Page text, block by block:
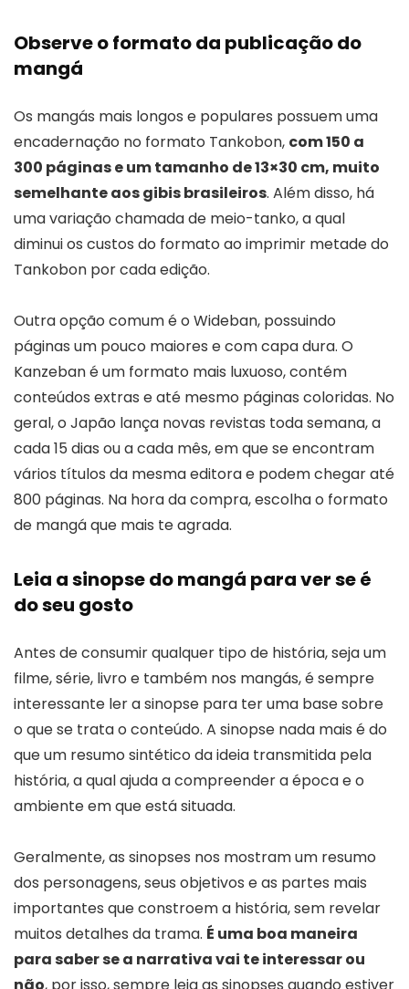
Observe o formato da publicação do
mangá
Os mangás mais longos e populares possuem uma
encadernação no formato Tankobon, com 150 a
300 páginas e um tamanho de 13×30 cm, muito
semelhante aos gibis brasileiros. Além disso, há
uma variação chamada de meio-tanko, a qual
diminui os custos do formato ao imprimir metade do
Tankobon por cada edição.
Outra opção comum é o Wideban, possuindo
páginas um pouco maiores e com capa dura. O
Kanzeban é um formato mais luxuoso, contém
conteúdos extras e até mesmo páginas coloridas. No
geral, o Japão lança novas revistas toda semana, a
cada 15 dias ou a cada mês, em que se encontram
vários títulos da mesma editora e podem chegar até
800 páginas. Na hora da compra, escolha o formato
de mangá que mais te agrada.
Leia a sinopse do mangá para ver se é
do seu gosto
Antes de consumir qualquer tipo de história, seja um
filme, série, livro e também nos mangás, é sempre
interessante ler a sinopse para ter uma base sobre
o que se trata o conteúdo. A sinopse nada mais é do
que um resumo sintético da ideia transmitida pela
história, a qual ajuda a compreender a época e o
ambiente em que está situada.
Geralmente, as sinopses nos mostram um resumo
dos personagens, seus objetivos e as partes mais
importantes que constroem a história, sem revelar
muitos detalhes da trama. É uma boa maneira
para saber se a narrativa vai te interessar ou
não, por isso, sempre leia as sinopses quando estiver